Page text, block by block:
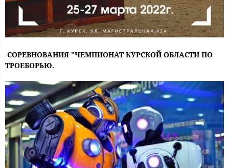
СОРЕВНОВАНИЯ "ЧЕМПИОНАТ КУРСКОЙ ОБЛАСТИ ПО
ТРОЕБОРЬЮ.